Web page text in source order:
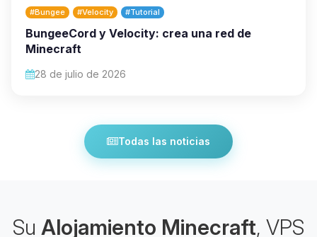
#Bungee #Velocity #Tutorial
BungeeCord y Velocity: crea una red de
Minecraft
28 de julio de 2026
Todas las noticias
Su Alojamiento Minecraft, VPS